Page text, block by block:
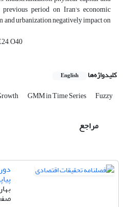
period on Iran's economic
and urbanization negatively impact on
O40
کلیدواژه‌ها English
GMM in Time Series Fuzzy
مراجع
بهار